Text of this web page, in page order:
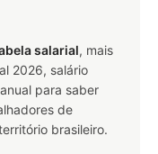
salarial, mais
2026, salário
para saber
de
brasileiro.